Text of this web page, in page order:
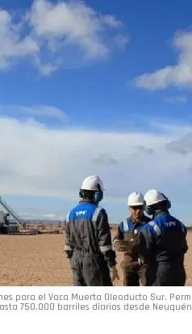
para el Vaca Muerta Oleoducto Sur.
750.000 barriles diarios desde